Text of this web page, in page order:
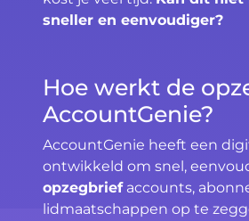
sneller en eenvoudiger?
Hoe werkt de
AccountGenie?
AccountGenie heeft een
ontwikkeld om snel,
opzegbriefaccounts,
lidmaatschappen op te